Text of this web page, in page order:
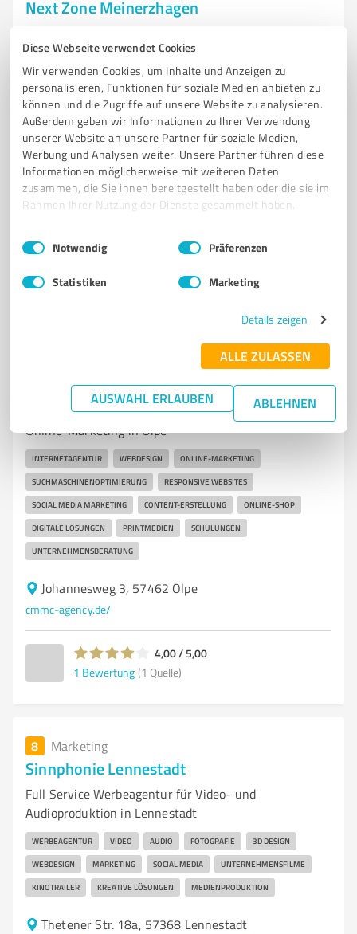
Diese Webseite verwendet Cookies
Wir verwenden Cookies, um Inhalte und Anzeigen zu
personalisieren, Funktionen für soziale Medien anbieten zu
können und die Zugriffe auf unsere Website zu analysieren.
Außerdem geben wir Informationen zu Ihrer Verwendung
unserer Website an unsere Partner für soziale Medien,
Werbung und Analysen weiter. Unsere Partner führen diese
Informationen möglicherweise mit weiteren Daten
zusammen, die Sie ihnen bereitgestellt haben oder die sie im
Rahmen Ihrer Nutzung der Dienste gesammelt haben.
Impressum Datenschutzbestimmungen
Einwilligungsauswahl
Notwendig Präferenzen
Statistiken Marketing
Details zeigen
ALLE ZULASSEN
AUSWAHL ERLAUBEN ABLEHNEN
Next Zone Meinerzhagen
Sichtbarkeit in Meinerzhagen
ONLINEPRÄSENZ
SICHTBARKEIT MARKETING-INSTRUMENTE INDIVIDUELLE LÖSUNGEN
DIGITALE STRATEGIE KUNDENORIENTIERUNG MARKENIDENTITÄT
MEINERZHAGEN COACHING
Derschlager Str. 1, 58540 Meinerzhagen
info@next-zone.de next-zone.de/
5,00 / 5,00
CMMC cross.media.marketing.consulting
Internet Agentur
Full-Service Internetagentur für Webdesign und
Online-Marketing in Olpe
INTERNETAGENTUR WEBDESIGN ONLINE-MARKETING
SUCHMASCHINENOPTIMIERUNG RESPONSIVE WEBSITES
SOCIAL MEDIA MARKETING CONTENT-ERSTELLUNG ONLINE-SHOP
DIGITALE LÖSUNGEN PRINTMEDIEN SCHULUNGEN
UNTERNEHMENSBERATUNG
Johannesweg 3, 57462 Olpe
cmmc-agency.de/
4,00 / 5,00
1 Bewertung (1 Quelle)
8 Marketing
Sinnphonie Lennestadt
Full Service Werbeagentur für Video- und
Audioproduktion in Lennestadt
WERBEAGENTUR VIDEO AUDIO FOTOGRAFIE 3D DESIGN
WEBDESIGN MARKETING SOCIAL MEDIA UNTERNEHMENSFILME
KINOTRAILER KREATIVE LÖSUNGEN MEDIENPRODUKTION
Thetener Str. 18a, 57368 Lennestadt